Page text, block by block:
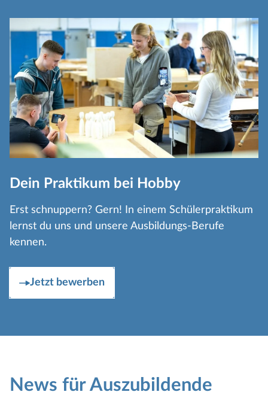
Dein Praktikum bei Hobby
Erst schnuppern? Gern! In einem Schülerpraktikum
lernst du uns und unsere Ausbildungs-Berufe
kennen.
Jetzt bewerben
News für Auszubildende